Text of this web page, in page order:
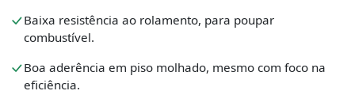
Baixa resistência ao rolamento, para poupar
combustível.
Boa aderência em piso molhado, mesmo com foco na
eficiência.